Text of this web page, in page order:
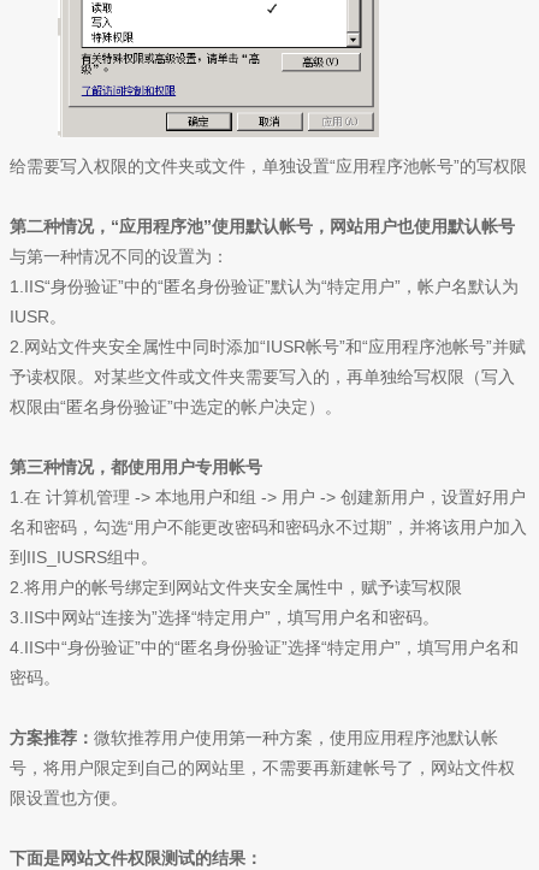
给需要写入权限的文件夹或文件，单独设置“应用程序池帐号”的写权限
第二种情况，“应用程序池”使用默认帐号，网站用户也使用默认帐号
与第一种情况不同的设置为：
1.IIS“身份验证”中的“匿名身份验证”默认为“特定用户”，帐户名默认为
IUSR。
2.网站文件夹安全属性中同时添加“IUSR帐号”和“应用程序池帐号”并赋
予读权限。对某些文件或文件夹需要写入的，再单独给写权限（写入
权限由“匿名身份验证”中选定的帐户决定）。
第三种情况，都使用用户专用帐号
1.在 计算机管理 -> 本地用户和组 -> 用户 -> 创建新用户，设置好用户
名和密码，勾选“用户不能更改密码和密码永不过期”，并将该用户加入
到IIS_IUSRS组中。
2.将用户的帐号绑定到网站文件夹安全属性中，赋予读写权限
3.IIS中网站“连接为”选择“特定用户”，填写用户名和密码。
4.IIS中“身份验证”中的“匿名身份验证”选择“特定用户”，填写用户名和
密码。
方案推荐： 微软推荐用户使用第一种方案，使用应用程序池默认帐
号，将用户限定到自己的网站里，不需要再新建帐号了，网站文件权
限设置也方便。
下面是网站文件权限测试的结果：